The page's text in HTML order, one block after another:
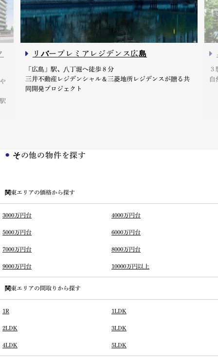
リバープレミアレジデンス広島
「広島」駅、八丁堀へ徒歩８分
三井不動産レジデンシャル＆三菱地所レジデンスが贈る共
同開発プロジェクト
３
自
その他の物件を探す
関東エリアの価格から探す
3000万円台 4000万円台
5000万円台 6000万円台
7000万円台 8000万円台
9000万円台 10000万円以上
関東エリアの間取りから探す
1R 1LDK
2LDK 3LDK
4LDK 5LDK